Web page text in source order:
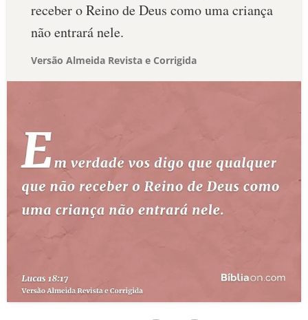
receber o Reino de Deus como uma criança
não entrará nele.
Versão Almeida Revista e Corrigida